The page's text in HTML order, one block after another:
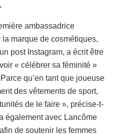
ambassadrice
marque de cosmétiques,
post Instagram, a écrit être
« célébrer sa féminité »
qu’en tant que joueuse
des vêtements de sport,
de le faire », précise-t-
également avec Lancôme
de soutenir les femmes